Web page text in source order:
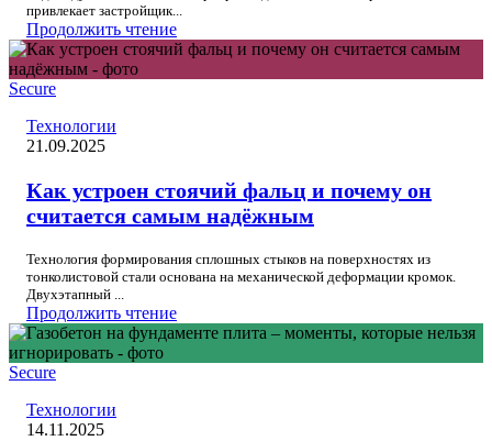
привлекает застройщик...
Продолжить чтение
Secure
Технологии
21.09.2025
Как устроен стоячий фальц и почему он
считается самым надёжным
Технология формирования сплошных стыков на поверхностях из
тонколистовой стали основана на механической деформации кромок.
Двухэтапный ...
Продолжить чтение
Secure
Технологии
14.11.2025